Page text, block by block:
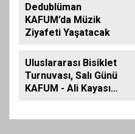
Dedublüman
KAFUM’da Müzik
Ziyafeti Yaşatacak
Uluslararası Bisiklet
Turnuvası, Salı Günü
KAFUM - Ali Kayası